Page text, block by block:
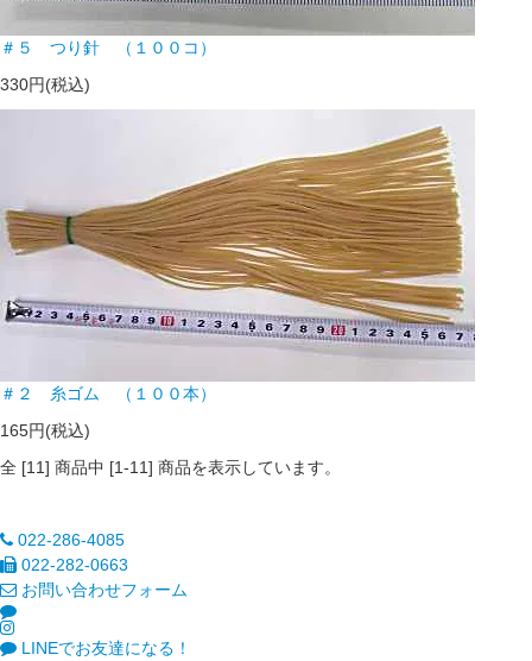
＃５ つり針 （１００コ）
330円(税込)
＃２ 糸ゴム （１００本）
165円(税込)
全 [11] 商品中 [1-11] 商品を表示しています。
022-286-4085
022-282-0663
お問い合わせフォーム
LINEでお友達になる！